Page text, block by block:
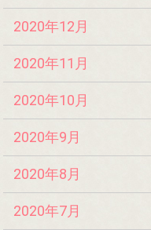
2020年12月
2020年11月
2020年10月
2020年9月
2020年8月
2020年7月